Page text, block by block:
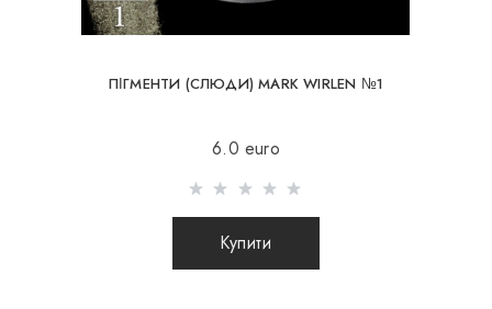
ПІГМЕНТИ (СЛЮДИ) MARK WIRLEN №1
6.0 euro
Купити